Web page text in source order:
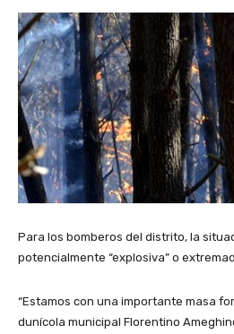
Para los bomberos del distrito, la
potencialmente “explosiva” o
“Estamos con una importante masa
dunícola municipal Florentino